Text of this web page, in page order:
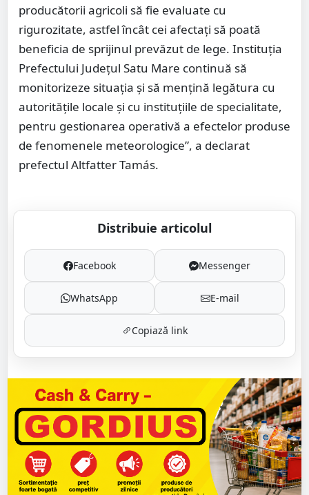
producătorii agricoli să fie evaluate cu
rigurozitate, astfel încât cei afectați să poată
beneficia de sprijinul prevăzut de lege. Instituția
Prefectului Județul Satu Mare continuă să
monitorizeze situația și să mențină legătura cu
autoritățile locale și cu instituțiile de specialitate,
pentru gestionarea operativă a efectelor produse
de fenomenele meteorologice”, a declarat
prefectul Altfatter Tamás.
Distribuie articolul
Facebook Messenger
WhatsApp E-mail
Copiază link